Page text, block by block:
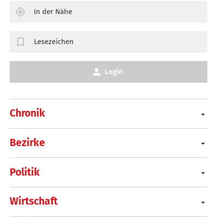
Chronik
Bezirke
Politik
Wirtschaft
In der Nähe
Lesezeichen
Login